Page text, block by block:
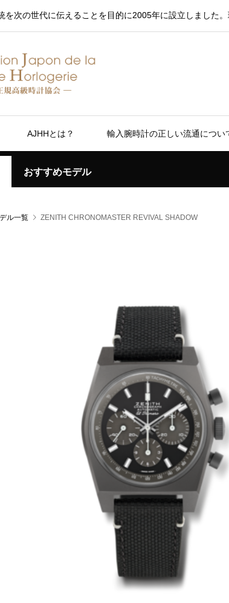
を次の世代に伝えることを目的に2005年に設立しました
AJHHとは？ 輸入腕時計の正しい流通につい
おすすめモデル
ル一覧 ZENITH CHRONOMASTER REVIVAL SHADOW